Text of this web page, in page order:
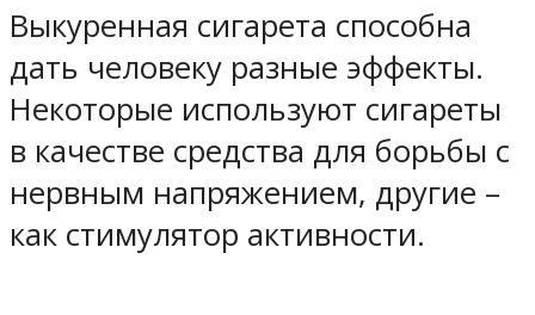
Выкуренная сигарета способна
дать человеку разные эффекты.
Некоторые используют сигареты
в качестве средства для борьбы с
нервным напряжением, другие –
как стимулятор активности.